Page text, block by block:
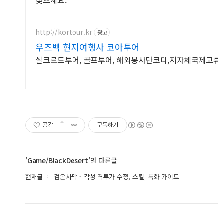
http://kortour.kr 광고
우즈벡 현지여행사 코아투어
실크로드투어, 골프투어, 해외봉사단코디,지자체국제교
공감 구독하기
'Game/BlackDesert'의 다른글
현재글 검은사막 - 각성 격투가 수정, 스킬, 특화 가이드